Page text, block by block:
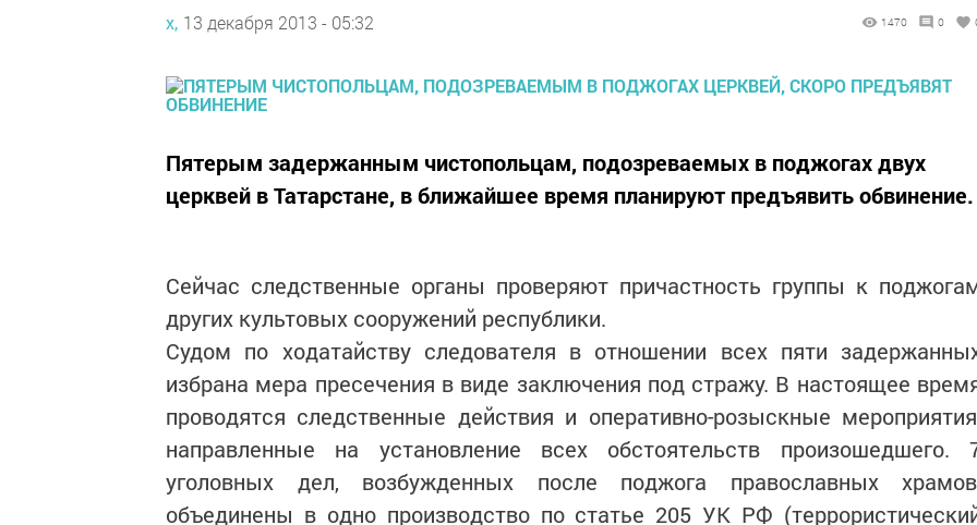
х, 13 декабря 2013 - 05:32 1470 0
Пятерым задержанным чистопольцам, подозреваемых в поджогах двух
церквей в Татарстане, в ближайшее время планируют предъявить обвинение.
Сейчас следственные органы проверяют причастность группы к
других культовых сооружений республики.
Судом по ходатайству следователя в отношении всех пяти
избрана мера пресечения в виде заключения под стражу. В настоящее
проводятся следственные действия и оперативно-розыскные
направленные на установление всех обстоятельств произошедшего.
уголовных дел, возбужденных после поджога православных
объединены в одно производство по статье 205 УК РФ